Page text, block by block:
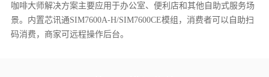
咖啡大师解决方案主要应用于办公室、便利店和其他自助式服务场
景。内置芯讯通SIM7600A-H/SIM7600CE模组，消费者可以自助扫
码消费，商家可远程操作后台。